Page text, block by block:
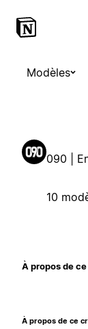
Modèles
090 |
10
À propos de
À propos de ce